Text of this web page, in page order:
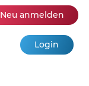
Neu anmelden
Login